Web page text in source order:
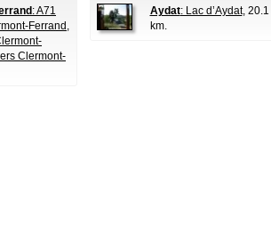
: A71
Ferrand,
Clermont-
Aydat: Lac d’Aydat, 20.1
km.